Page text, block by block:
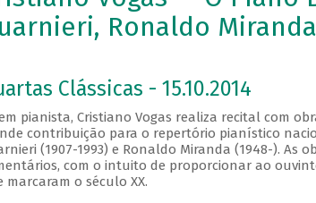
Ronaldo
Clássicas - 15.10.2014
pianista, Cristiano Vogas realiza recital com
contribuição para o repertório pianístico
(1907-1993) e Ronaldo Miranda (1948-). As
com o intuito de proporcionar ao
marcaram o século XX.